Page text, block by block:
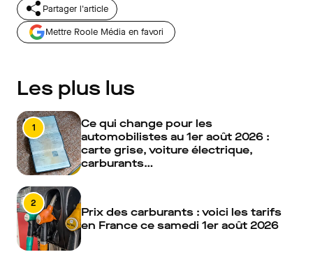
Partager l'article
Mettre Roole Média en favori
Les plus lus
1
Ce qui change pour les
automobilistes au 1er août 2026 :
carte grise, voiture électrique,
carburants…
2
Prix des carburants : voici les tarifs
en France ce samedi 1er août 2026